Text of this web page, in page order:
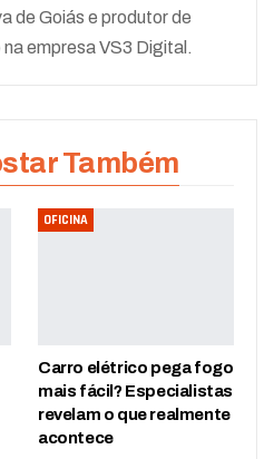
de Goiás e produtor de
empresa VS3 Digital.
Também
OFICINA
Carro elétrico pega fogo
mais fácil? Especialistas
revelam o que realmente
acontece